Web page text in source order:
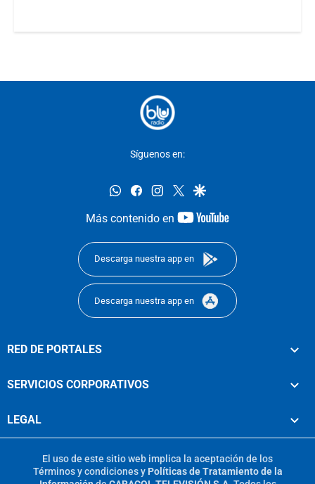
Síguenos en:
whatsappfacebookinstagram
twittergoogle
Más contenido en
youtube-
Descarga nuestra app en
Descarga nuestra app en
RED DE PORTALES
SERVICIOS CORPORATIVOS
LEGAL
El uso de este sitio web implica la aceptación de los
Términos y condicionesy Políticas de Tratamiento de la